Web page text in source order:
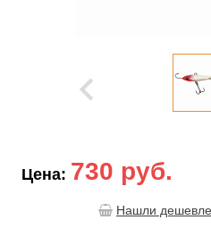
Цена: 730 руб.
Нашли